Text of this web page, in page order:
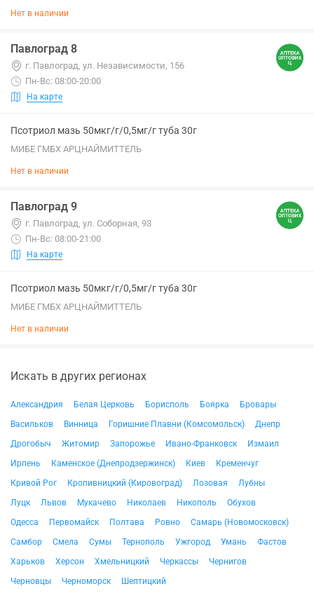
Нет в наличии
Павлоград 8
г. Павлоград, ул. Независимости, 156
Пн-Вс: 08:00-20:00
На карте
Псотриол мазь 50мкг/г/0,5мг/г туба 30г
МИБЕ ГМБХ АРЦНАЙМИТТЕЛЬ
Нет в наличии
Павлоград 9
г. Павлоград, ул. Соборная, 93
Пн-Вс: 08:00-21:00
На карте
Псотриол мазь 50мкг/г/0,5мг/г туба 30г
МИБЕ ГМБХ АРЦНАЙМИТТЕЛЬ
Нет в наличии
Искать в других регионах
Александрия Белая Церковь Борисполь Боярка
Бровары
Васильков
Винница Горишние Плавни (Комсомольск)
Днепр
Дрогобыч
Житомир Запорожье Ивано-Франковск
Измаил
Ирпень
Каменское (Днепродзержинск) Киев
Кременчуг
Кривой Рог
Кропивницкий (Кировоград) Лозовая
Лубны
Луцк
Львов Мукачево Николаев Никополь
Обухов
Одесса
Первомайск Полтава Ровно
Самарь (Новомосковск)
Самбор
Смела Сумы Тернополь Ужгород Умань
Фастов
Харьков
Херсон Хмельницкий Черкассы
Чернигов
Черновцы
Черноморск Шептицкий